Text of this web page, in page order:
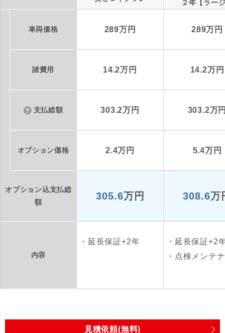
２年【ラー
車両価格 289万円 289万円
諸費用 14.2万円 14.2万円
支払総額 303.2万円 303.2万
オプション価格 2.4万円 5.4万円
オプション込支払総
額
305.6万円 308.6万
内容
延長保証+2年
延長保証+2
点検メンテ
見積依頼(無料)